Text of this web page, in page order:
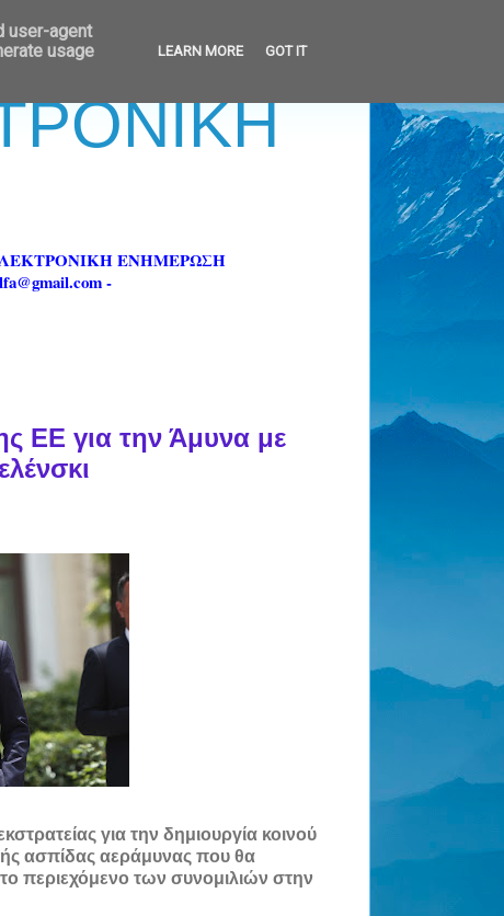
ΕΝΗΜΕΡΩΣΗ
-
ΕΕ για την Άμυνα με
για την δημιουργία κοινού
ασπίδας αεράμυνας που θα
περιεχόμενο των συνομιλιών στην
user-agent
usage
LEARN MORE GOT IT